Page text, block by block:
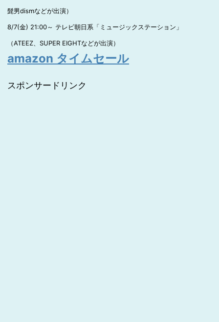
髭男dismなどが出演）
8/7(金) 21:00～ テレビ朝日系「ミュージックステーション」
（ATEEZ、SUPER EIGHTなどが出演）
amazon タイムセール
スポンサードリンク